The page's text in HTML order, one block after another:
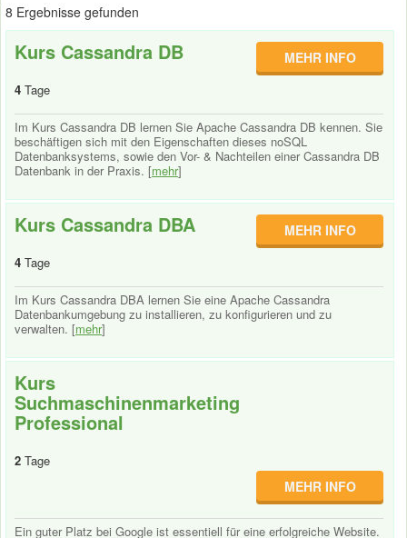
8 Ergebnisse gefunden
Kurs Cassandra DB
4 Tage
MEHR INFO
Im Kurs Cassandra DB lernen Sie Apache Cassandra DB kennen. Sie
beschäftigen sich mit den Eigenschaften dieses noSQL
Datenbanksystems, sowie den Vor- & Nachteilen einer Cassandra DB
Datenbank in der Praxis. [mehr]
Kurs Cassandra DBA
4 Tage
MEHR INFO
Im Kurs Cassandra DBA lernen Sie eine Apache Cassandra
Datenbankumgebung zu installieren, zu konfigurieren und zu
verwalten. [mehr]
Kurs
Suchmaschinenmarketing
Professional
2 Tage
MEHR INFO
Ein guter Platz bei Google ist essentiell für eine erfolgreiche Website.